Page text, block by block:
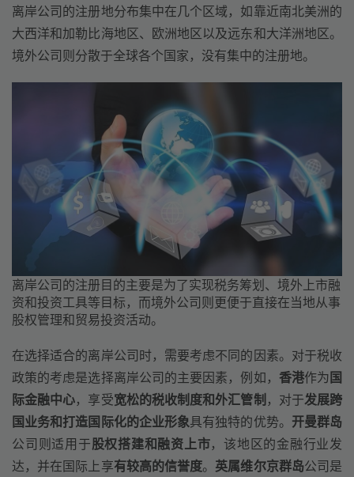
离岸公司的注册地分布集中在几个区域，如靠近南北美洲的
大西洋和加勒比海地区、欧洲地区以及远东和大洋洲地区。
境外公司则分散于全球各个国家，没有集中的注册地。
离岸公司的注册目的主要是为了实现税务筹划、境外上市融
资和投资工具等目标，而境外公司则更便于直接在当地从事
股权管理和贸易投资活动。
在选择适合的离岸公司时，需要考虑不同的因素。对于税收
政策的考虑是选择离岸公司的主要因素，例如， 香港作为国
际金融中心，享受宽松的税收制度和外汇管制，对于发展跨
国业务和打造国际化的企业形象具有独特的优势。 开曼群岛
公司则适用于股权搭建和融资上市，该地区的金融行业发
达，并在国际上享有较高的信誉度。 英属维尔京群岛公司是